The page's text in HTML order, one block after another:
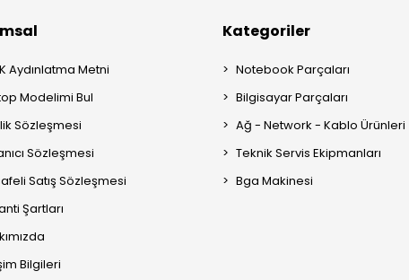
Aydınlatma Metni
Modelimi Bul
Sözleşmesi
Sözleşmesi
Satış Sözleşmesi
Şartları
Bilgileri
Kategoriler
Notebook Parçaları
Bilgisayar Parçaları
Ağ - Network - Kablo Ürünleri
Teknik Servis Ekipmanları
Bga Makinesi